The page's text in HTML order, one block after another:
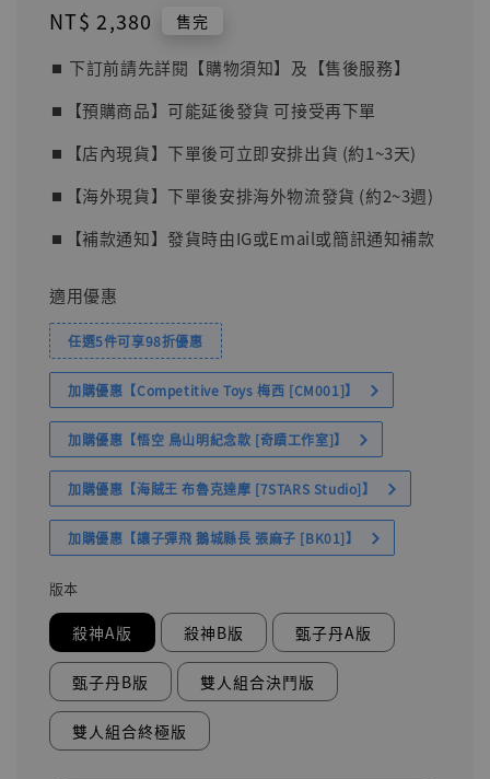
Regular
NT$ 2,380 售完
⏹︎ 下訂前請先詳閱【購物須知】及【售後服務】
⏹︎【預購商品】可能延後發貨 可接受再下單
⏹︎【店內現貨】下單後可立即安排出貨 (約1~3天)
⏹︎【海外現貨】下單後安排海外物流發貨 (約2~3週)
⏹︎【補款通知】發貨時由IG或Email或簡訊通知補款
適用優惠
任選5件可享98折優惠
加購優惠【Competitive Toys 梅西 [CM001]】
加購優惠【悟空 鳥山明紀念款 [奇蹟工作室]】
加購優惠【海賊王 布魯克達摩 [7STARS Studio]】
加購優惠【讓子彈飛 鵝城縣長 張麻子 [BK01]】
版本
殺神A版 殺神B版 甄子丹A版
甄子丹B版 雙人組合決鬥版
雙人組合終極版